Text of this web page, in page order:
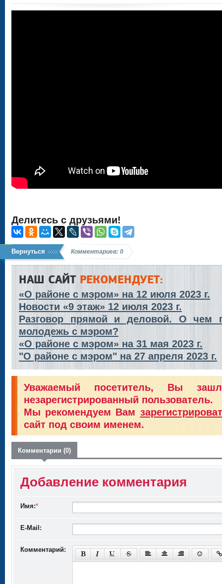
Делитесь с друзьями!
Вернуться Комментариев: 0
НАШ САЙТРЕКОМЕНДУЕТ:
«О районе с мэром» на 12 июля 2023 г.
Новости «9 этаж» 12 июля 2023 г.
Разговор прямой и деловой. О чем
молодежь с мэром?
«О районе с мэром» на 31 мая 2023 г.
"О районе с мэром" на 27 апреля 2023 г.
Уважаемый посетитель, Вы
незарегистрированный пользователь.
Мы рекомендуем Вам
сайт под своим именем.
Комментарии (0)
Добавление комментария
Имя:*
E-Mail:
Комментарий: